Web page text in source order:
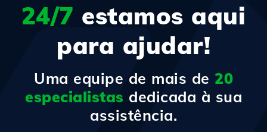
24/7 estamos aqui
para ajudar!
Uma equipe de mais de 20
especialistas dedicada à sua
assistência.